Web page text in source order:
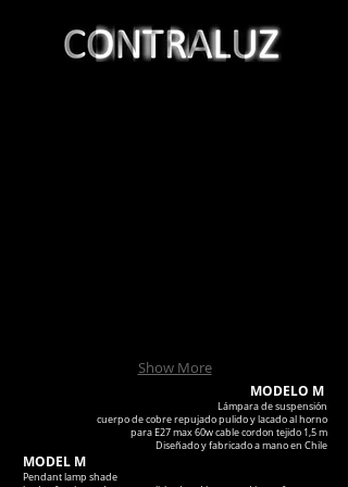
Show More
MODEL M
Pendant lamp shade
MODELO M
Lámpara de suspensión
cuerpo de cobre repujado pulido y lacado al horno
para E27 max 60w cable cordon tejido 1,5 m
Diseñado y fabricado a mano en Chile